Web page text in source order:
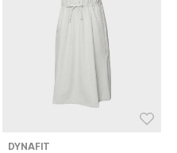
DYNAFIT